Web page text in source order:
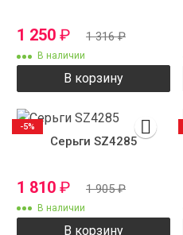
1 250 ₽ 1 316₽
В наличии
В корзину
Серьги SZ4285
1 810 ₽ 1 905₽
В наличии
В корзину
-5%